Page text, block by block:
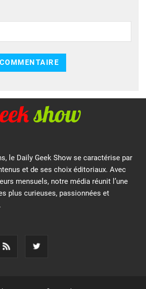
le Daily Geek Show se caractérise par
et de ses choix éditoriaux. Avec
mensuels, notre média réunit l’une
plus curieuses, passionnées et